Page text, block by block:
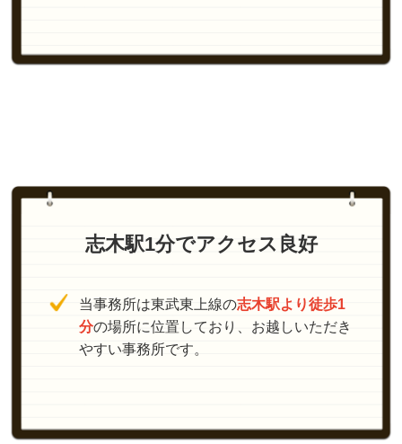
志木駅1分でアクセス良好
当事務所は東武東上線の志木駅より徒歩1
分の場所に位置しており、お越しいただき
やすい事務所です。